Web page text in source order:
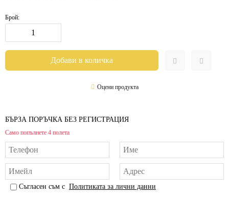
Брой:
Оцени продукта
БЪРЗА ПОРЪЧКА БЕЗ РЕГИСТРАЦИЯ
Само попълнете 4 полета
Съгласен съм с Политиката за лични данни